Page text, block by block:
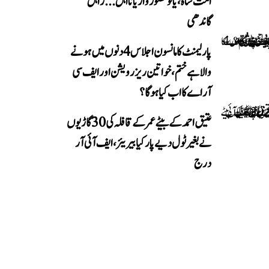
گاندھی
پارلیمنٹ کا مانسون اجلاس 4 دنوں میں ہونے
والا ہے ختم، خواتین ریزرویشن اور ایف سی
آر اے کا اب کیا ہوگا؟
عتیق احمد کے بیٹے عمر کے قافلہ کی 30 گاڑیوں
نے بغیر ٹول دیے پار کیا بیریئر، ایف آئی آر
درج